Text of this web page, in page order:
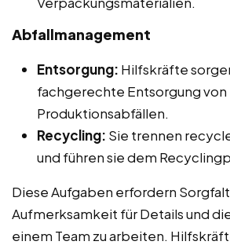
Abfallmanagement
Entsorgung: Hilfskräfte
fachgerechte Entsorgung von
Produktionsabfällen.
Recycling: Sie trennen
und führen sie dem
Diese Aufgaben erfordern
Aufmerksamkeit für Details und
einem Team zu arbeiten.